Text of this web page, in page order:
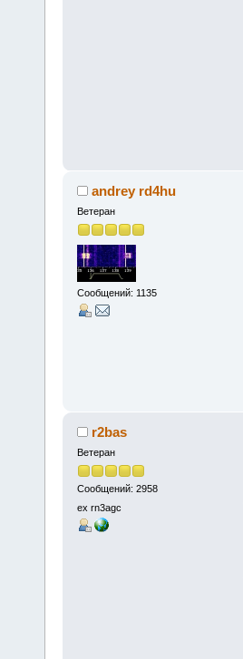
andrey rd4hu
Ветеран
Сообщений: 1135
r2bas
Ветеран
Сообщений: 2958
ex rn3agc